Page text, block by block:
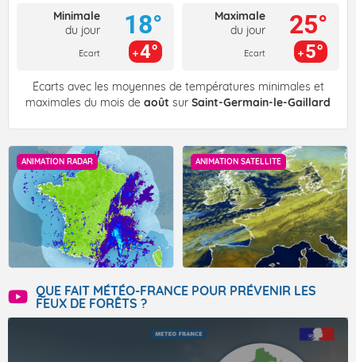
Minimale
du jour
Ecart
18°
4°
Maximale
du jour
Ecart
25°
5°
Écarts avec les moyennes de températures minimales et
maximales du mois de août sur Saint-Germain-le-Gaillard
ANIMATION RADAR ANIMATION SATELLITE
QUE FAIT MÉTÉO-FRANCE POUR PRÉVENIR LES
FEUX DE FORÊTS ?